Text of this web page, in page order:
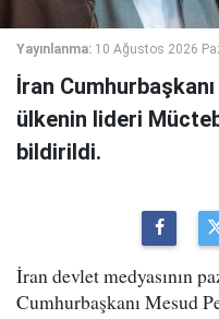
Yayınlanma: 10 Ağustos 2026
İran
ülkenin lideri
bildirildi.
İran devlet medyasının
Cumhurbaşkanı Mesud